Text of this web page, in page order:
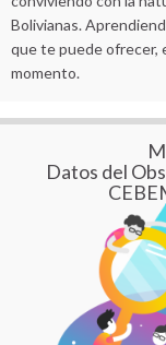
Bolivianas.
que te puede ofrecer,
momento.
Datos del